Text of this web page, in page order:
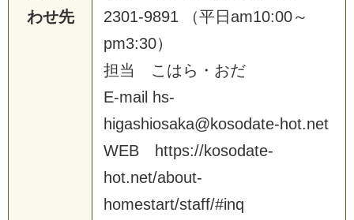
わせ先
2301-9891 （平日 am10:00～
pm3:30）
担当 こ はら ・ おだ
E-mai hs-
higashiosaka@kosodate-hot.net
WEB https://kosodate-
hot.net/about-
homestart/staff/#inq